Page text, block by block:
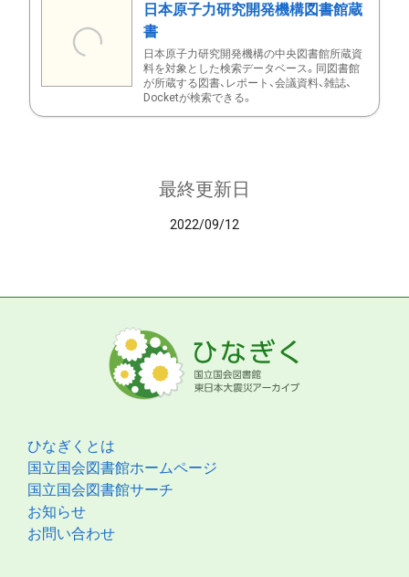
日本原子力研究開発機構図書館蔵
書
日本原子力研究開発機構の中央図書館所蔵資
料を対象とした検索データベース。同図書館
が所蔵する図書、レポート、会議資料、雑誌、
Docketが検索できる。
最終更新日
2022/09/12
ひなぎくとは
国立国会図書館ホームページ
国立国会図書館サーチ
お知らせ
お問い合わせ